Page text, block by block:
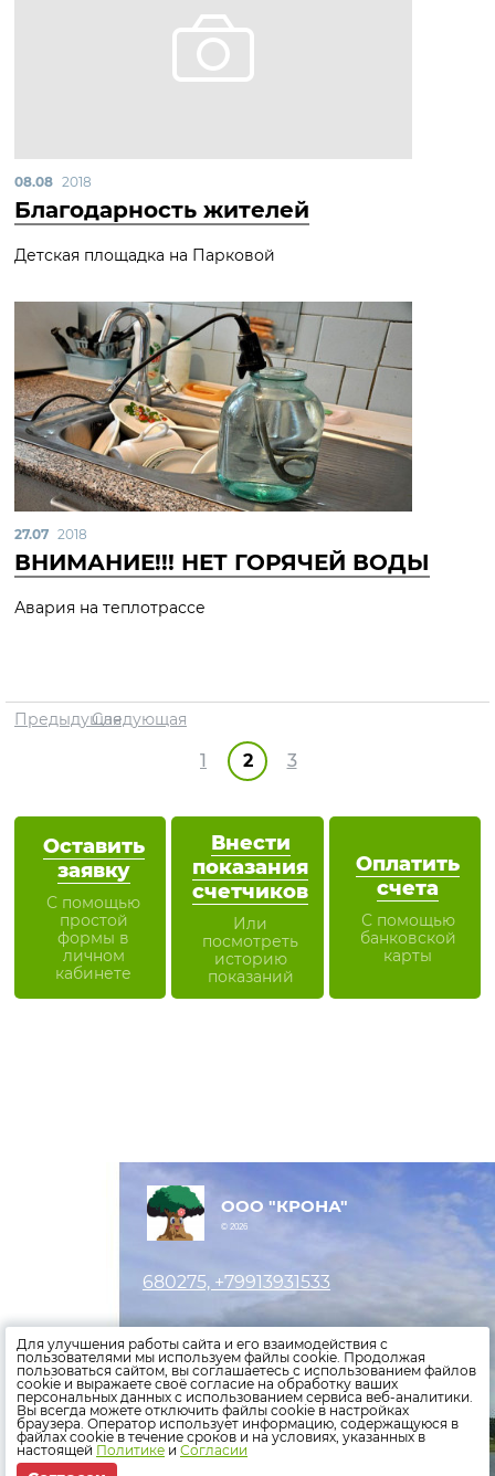
08.08 2018
Благодарность жителей
Детская площадка на Парковой
27.07 2018
ВНИМАНИЕ!!! НЕТ ГОРЯЧЕЙ ВОДЫ
Авария на теплотрассе
Предыдущая
1 2 3
Следующая
Оставить
заявку
С помощью
простой
формы в
личном
кабинете
Внести
показания
счетчиков
Или
посмотреть
историю
показаний
Оплатить
счета
С помощью
банковской
карты
ООО "КРОНА"
© 2026
680275, +79913931533
Оставить заявку
Внести показания счетчиков
Оплатить счета
Политика конфиденциальности
Для улучшения работы сайта и его взаимодействия с
пользователями мы используем файлы cookie. Продолжая
пользоваться сайтом, вы соглашаетесь с использованием файлов
cookie и выражаете своё согласие на обработку ваших
персональных данных с использованием сервиса веб-аналитики.
Вы всегда можете отключить файлы cookie в настройках
браузера. Оператор использует информацию, содержащуюся в
файлах cookie в течение сроков и на условиях, указанных в
настоящей Политике и Согласии